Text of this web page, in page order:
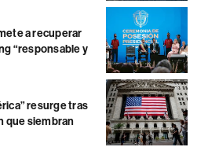
a recuperar
“responsable y
resurge tras
que siembran